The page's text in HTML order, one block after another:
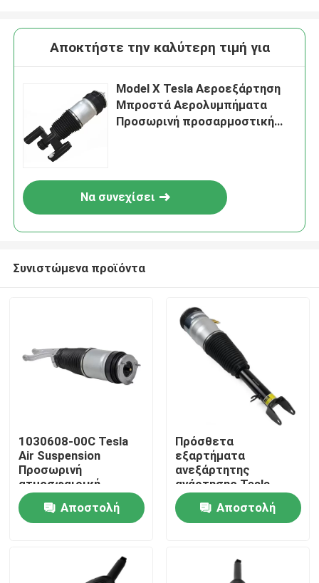
Σπίτι
Αποκτήστε την καλύτερη τιμή για
Model X Tesla Αεροεξάρτηση
Μπροστά Αερολυμπήματα
Προσωρινή προσαρμοστική
Να συνεχίσει
Συνιστώμενα προϊόντα
1030608-00C Tesla
Air Suspension
Προσωρινή
ατμοσφαιρική
στήριξη για παλιά
Tesla Model S 2012-
2015
Αποστολή
Πρόσθετα
εξαρτήματα
ανεξάρτητης
ανάρτησης Tesla
2011-2016
Αποστολή